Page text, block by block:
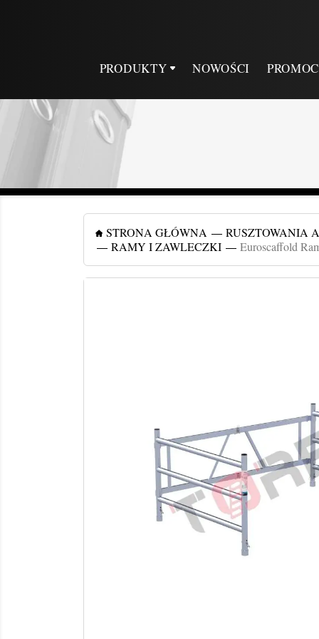
PRODUKTY NOWOŚCI
STRONA GŁÓWNA
RUSZTOWANIA
RAMY I ZAWLECZKI
Euroscaffold